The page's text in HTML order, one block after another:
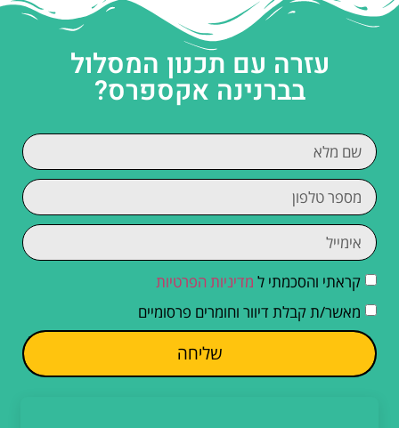
עזרה עם תכנון המסלול
בברנינה אקספרס?
קראתי והסכמתי ל מדיניות הפרטיות
מאשר/ת קבלת דיוור וחומרים פרסומיים
שליחה